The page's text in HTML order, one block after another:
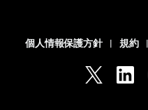
個人情報保護方針 規約